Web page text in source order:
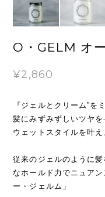
O・GELM オ
¥2,860
『ジェルとクリーム”を
髪にみずみずしいツヤ
ウェットスタイルを叶え
従来のジェルのように
なホールド力でニュア
ー・ジェルム」